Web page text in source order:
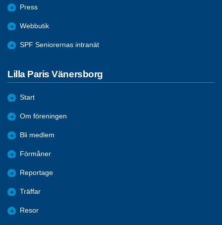
Press
Webbutik
SPF Seniorernas intranät
Lilla Paris Vänersborg
Start
Om föreningen
Bli medlem
Förmåner
Reportage
Träffar
Resor